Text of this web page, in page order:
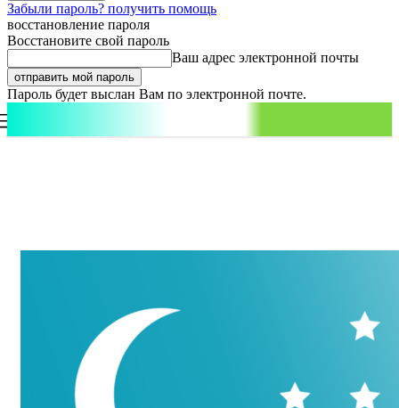
Забыли пароль? получить помощь
восстановление пароля
Восстановите свой пароль
Ваш адрес электронной почты
Пароль будет выслан Вам по электронной почте.